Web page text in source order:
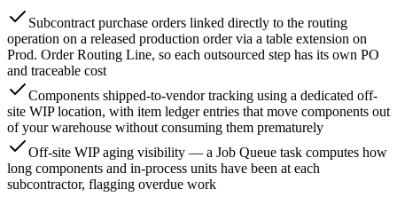
Subcontract purchase orders linked directly to the routing
operation on a released production order via a table extension on
Prod. Order Routing Line, so each outsourced step has its own PO
and traceable cost
Components shipped-to-vendor tracking using a dedicated off-
site WIP location, with item ledger entries that move components out
of your warehouse without consuming them prematurely
Off-site WIP aging visibility — a Job Queue task computes how
long components and in-process units have been at each
subcontractor, flagging overdue work